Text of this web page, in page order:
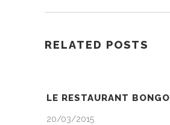
RELATED POSTS
LE RESTAURANT BONGO
20/03/2015